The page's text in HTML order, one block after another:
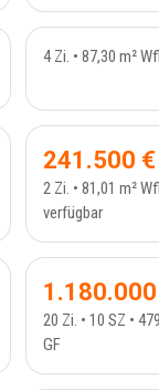
4 Zi. • 87,30 m²
241.500 €
2 Zi. • 81,01 m²
verfügbar
20 Zi. • 10 SZ •
GF